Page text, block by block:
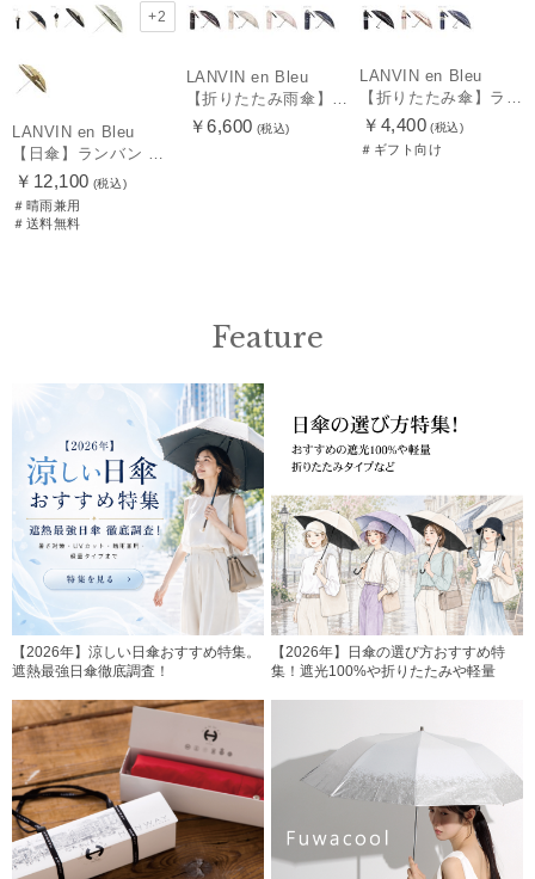
+2
LANVIN en Bleu
￥12,100 (税込)
＃晴雨兼用
＃送料無料
LANVIN en Bleu
￥6,600 (税込)
LANVIN en Bleu
￥4,400 (税込)
＃ギフト向け
Feature
【2026年】涼しい日傘おすすめ特集。
遮熱最強日傘徹底調査！
【2026年】日傘の選び方おすすめ特
集！遮光100%や折りたたみや軽量